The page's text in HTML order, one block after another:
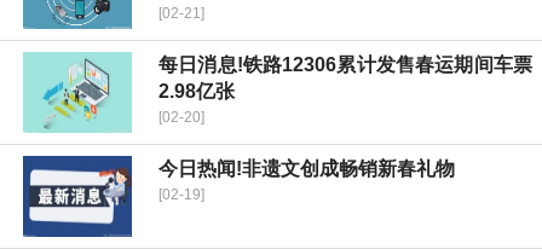
[02-21]
每日消息!铁路12306累计发售春运期间车票
2.98亿张
[02-20]
今日热闻!非遗文创成畅销新春礼物
[02-19]